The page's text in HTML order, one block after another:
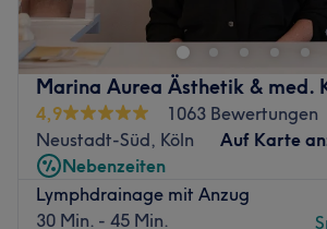
Marina Aurea Ästhetik & med.
4,9
1063 Bewertungen
Neustadt-Süd, Köln
Auf Karte
Nebenzeiten
Lymphdrainage mit Anzug
30 Min. - 45 Min.